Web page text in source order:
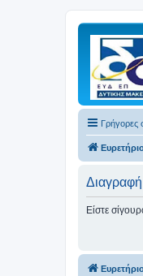
Γρήγορες
Είστε